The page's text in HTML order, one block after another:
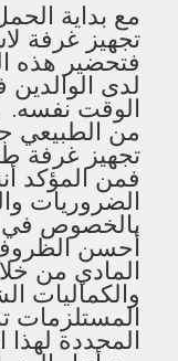
مع بداية
تجهيز غرفة
فتحضير هذه
لدى
الوقت نفسه.
من الطبيعي
تجهيز غرفة
فمن المؤكد
الضروريات
بالخصوص في
أحسن
المادي من
والكماليات
المستلزمات
المحددة